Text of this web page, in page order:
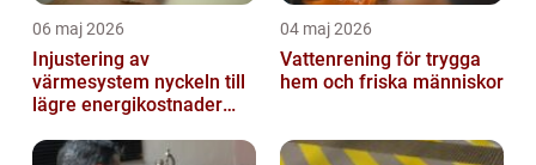
06 maj 2026
Injustering av
värmesystem nyckeln till
lägre energikostnader
inomhusklimat
04 maj 2026
Vattenrening för trygga
hem och friska människor